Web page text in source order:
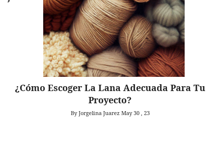
¿Cómo Escoger La Lana Adecuada Para Tu
Proyecto?
By Jorgelina Juarez May 30 , 23